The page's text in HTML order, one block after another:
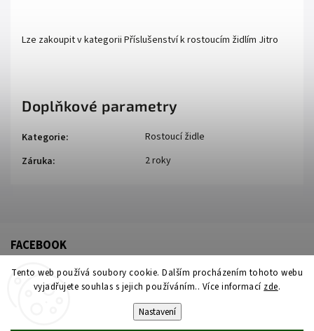
Tento web používá soubory cookie. Dalším procházením tohoto webu
vyjadřujete souhlas s jejich používáním.. Více informací zde.
Nastavení
Lze zakoupit v kategorii Příslušenství k rostoucím židlím Jitro
Doplňkové parametry
Kategorie:
Rostoucí židle
Záruka: 2 roky
FACEBOOK